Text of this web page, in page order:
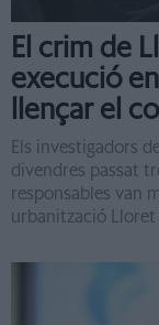
El crim de
execució
llençar el
Els investigadors
divendres passat
responsables van
urbanització Lloret